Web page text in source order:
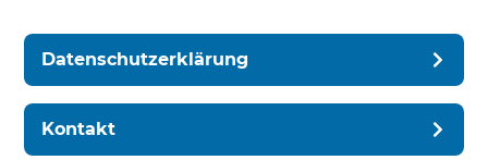
Datenschutzerklärung
Kontakt